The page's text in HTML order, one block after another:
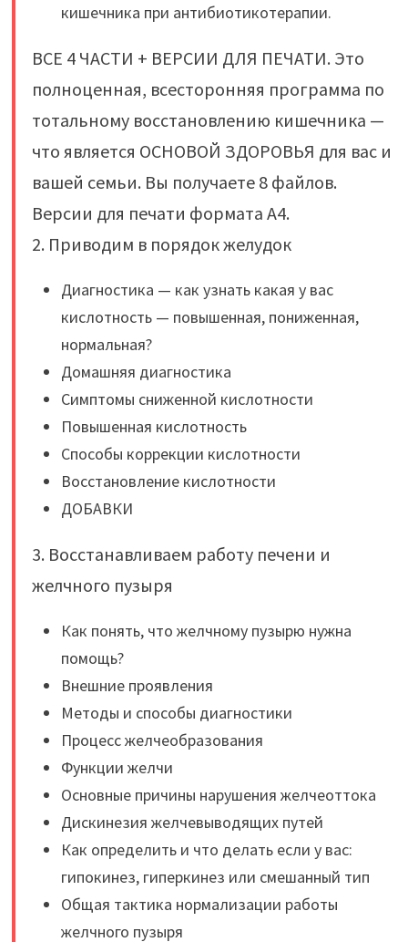
кишечника при антибиотикотерапии.
ВСЕ 4 ЧАСТИ + ВЕРСИИ ДЛЯ ПЕЧАТИ. Это
полноценная, всесторонняя программа по
тотальному восстановлению кишечника —
что является ОСНОВОЙ ЗДОРОВЬЯ для вас и
вашей семьи. Вы получаете 8 файлов.
Версии для печати формата А4.
2. Приводим в порядок желудок
Диагностика — как узнать какая у вас
кислотность — повышенная, пониженная,
нормальная?
Домашняя диагностика
Симптомы сниженной кислотности
Повышенная кислотность
Способы коррекции кислотности
Восстановление кислотности
ДОБАВКИ
3. Восстанавливаем работу печени и
желчного пузыря
Как понять, что желчному пузырю нужна
помощь?
Внешние проявления
Методы и способы диагностики
Процесс желчеобразования
Функции желчи
Основные причины нарушения желчеоттока
Дискинезия желчевыводящих путей
Как определить и что делать если у вас:
гипокинез, гиперкинез или смешанный тип
Общая тактика нормализации работы
желчного пузыря